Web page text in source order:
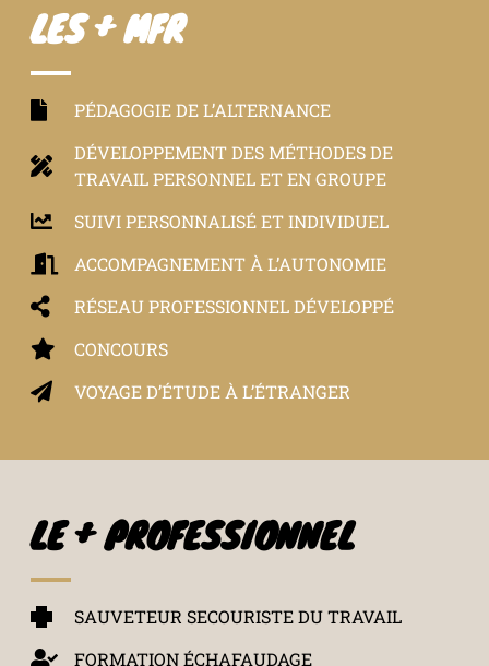
LES + MFR
PÉDAGOGIE DE L’ALTERNANCE
DÉVELOPPEMENT DES MÉTHODES DE
TRAVAIL PERSONNEL ET EN GROUPE
SUIVI PERSONNALISÉ ET INDIVIDUEL
ACCOMPAGNEMENT À L’AUTONOMIE
RÉSEAU PROFESSIONNEL DÉVELOPPÉ
CONCOURS
VOYAGE D’ÉTUDE À L’ÉTRANGER
LE + PROFESSIONNEL
SAUVETEUR SECOURISTE DU TRAVAIL
FORMATION ÉCHAFAUDAGE